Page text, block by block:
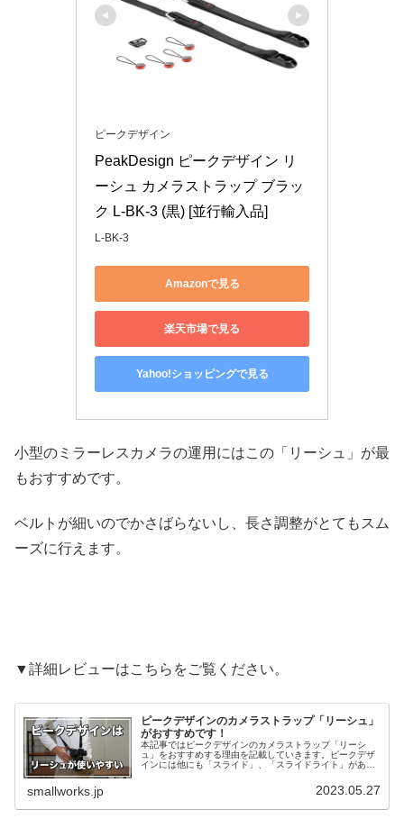
ピークデザイン
PeakDesign ピークデザイン リ
ーシュ カメラストラップ ブラッ
ク L-BK-3 (黒) [並行輸入品]
L-BK-3
Amazonで見る
楽天市場で見る
Yahoo!ショッピングで見る
小型のミラーレスカメラの運用にはこの「リーシュ」が最
もおすすめです。
ベルトが細いのでかさばらないし、長さ調整がとてもスム
ーズに行えます。
▼詳細レビューはこちらをご覧ください。
ピークデザインのカメラストラップ「リーシュ」
がおすすめです！
本記事ではピークデザインのカメラストラップ「リーシ
ュ」をおすすめする理由を記載していきます。ピークデザ
インには他にも「スライド」、「スライドライト」があり
す。どれを選ぶかの参考にしていただけたら嬉しいです。
smallworks.jp 2023.05.27